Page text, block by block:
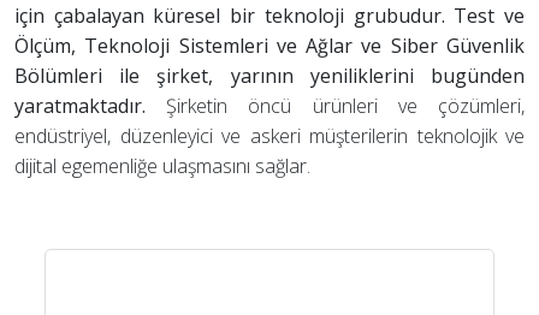
için çabalayan küresel bir teknoloji grubudur. Test ve
Ölçüm, Teknoloji Sistemleri ve Ağlar ve Siber Güvenlik
Bölümleri ile şirket, yarının yeniliklerini bugünden
yaratmaktadır. Şirketin öncü ürünleri ve çözümleri,
endüstriyel, düzenleyici ve askeri müşterilerin teknolojik ve
dijital egemenliğe ulaşmasını sağlar.